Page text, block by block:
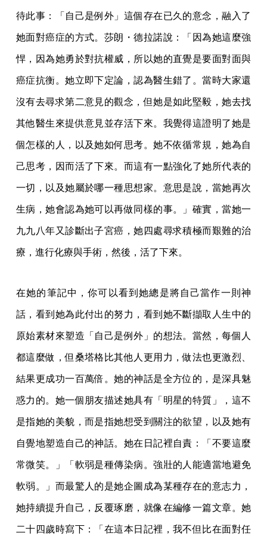
待此事：「自己是例外」這個存在已久的意念，融入了
她面對癌症的方式。莎朗・德拉諾說：「因為她這麼強
悍，因為她勇於對抗權威，所以她的直覺是要面對面與
癌症抗衡。她立即下定論，認為醫生錯了。當時大家還
沒有去尋求第二意見的觀念，但她是如此堅毅，她去找
其他醫生來提供意見並存活下來。我覺得這證明了她是
個怎樣的人，以及她如何思考。她不依循常規，她為自
己思考，因而活了下來。而這有一點強化了她所代表的
一切，以及她屬於哪一種思想家。意思是說，當她再次
生病，她會認為她可以再做同樣的事。」確實，當她一
九九八年又診斷出子宮癌，她四處尋求積極而艱難的治
療，進行化療與手術，然後，活了下來。
在她的筆記中，你可以看到她總是將自己當作一則神
話，看到她為此付出的努力，看到她不斷擷取人生中的
原始素材來塑造「自己是例外」的想法。當然，每個人
都這麼做，但桑塔格比其他人更用力，做法也更激烈、
結果更成功一百萬倍。她的神話是全方位的，是深具魅
惑力的。她一個朋友描述她具有「明星的特質」，這不
是指她的美貌，而是指她想受到關注的欲望，以及她有
自覺地塑造自己的神話。她在日記裡自責：「不要這麼
常微笑。」「軟弱是種傳染病。強壯的人能適當地避免
軟弱。」而最驚人的是她企圖成為某種存在的意志力，
她持續提升自己，反覆琢磨，就像在編修一篇文章。她
二十四歲時寫下：「在這本日記裡，我不但比在面對任